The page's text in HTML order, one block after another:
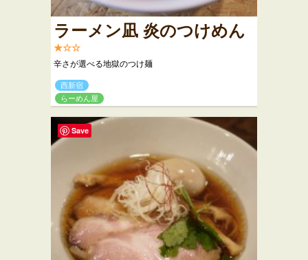
ラーメン凪 炎のつけめん
★☆☆
辛さが選べる地獄のつけ麺
西新宿
らーめん屋
Save